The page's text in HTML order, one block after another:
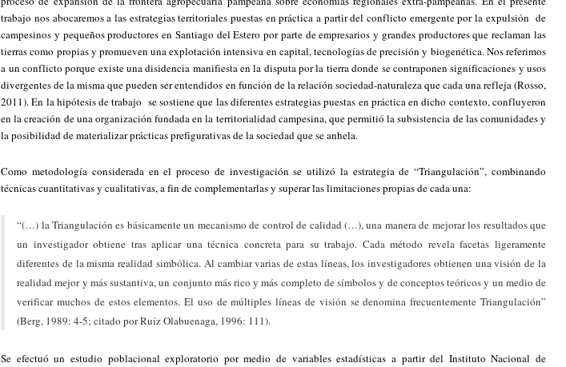
trabajo nos abocaremos a las estrategias territoriales puestas en práctica a partir del conflicto emergente por la expulsión de
campesinos y pequeños productores en Santiago del Estero por parte de empresarios y grandes productores que reclaman las
tierras como propias y promueven una explotación intensiva en capital, tecnologías de precisión y biogenética. Nos referimos
a un conflicto porque existe una disidencia manifiesta en la disputa por la tierra donde se contraponen significaciones y usos
divergentes de la misma que pueden ser entendidos en función de la relación sociedad-naturaleza que cada una refleja (Rosso,
2011). En la hipótesis de trabajo se sostiene que las diferentes estrategias puestas en práctica en dicho contexto, confluyeron
en la creación de una organización fundada en la territorialidad campesina, que permitió la subsistencia de las comunidades y
la posibilidad de materializar prácticas prefigurativas de la sociedad que se anhela.
Como metodología considerada en el proceso de investigación se utilizó la estrategia de “Triangulación”, combinando
técnicas cuantitativas y cualitativas, a fin de complementarlas y superar las limitaciones propias de cada una:
“(…) la Triangulación es básicamente un mecanismo de control de calidad (…), una manera de mejorar los resultados que
un investigador obtiene tras aplicar una técnica concreta para su trabajo. Cada método revela facetas ligeramente
diferentes de la misma realidad simbólica. Al cambiar varias de estas líneas, los investigadores obtienen una visión de la
realidad mejor y más sustantiva, un conjunto más rico y más completo de símbolos y de conceptos teóricos y un medio de
verificar muchos de estos elementos. El uso de múltiples líneas de visión se denomina frecuentemente Triangulación”
(Berg, 1989: 4-5; citado por Ruíz Olabuenaga, 1996: 111).
Se efectuó un estudio poblacional exploratorio por medio de variables estadísticas a partir del Instituto Nacional de